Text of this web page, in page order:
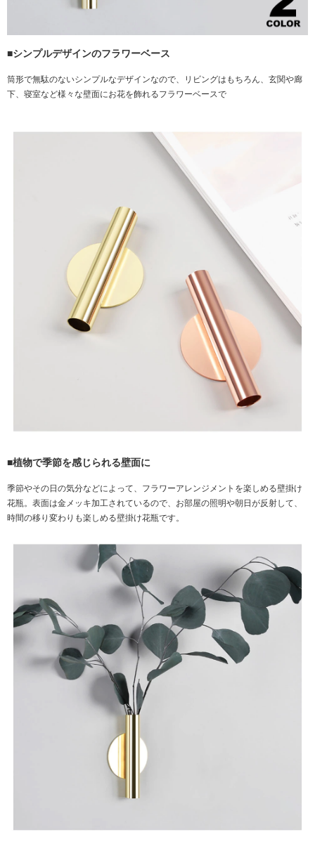
■シンプルデザインのフラワーベース
筒形で無駄のないシンプルなデザインなので、リビングはもちろん、玄関や廊
下、寝室など様々な壁面にお花を飾れるフラワーベースで
■植物で季節を感じられる壁面に
季節やその日の気分などによって、フラワーアレンジメントを楽しめる壁掛け
花瓶。表面は金メッキ加工されているので、お部屋の照明や朝日が反射して、
時間の移り変わりも楽しめる壁掛け花瓶です。